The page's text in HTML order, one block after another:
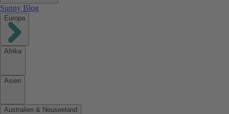
Sunny Blog
Europa
Afrika
Asien
Australien & Neuseeland